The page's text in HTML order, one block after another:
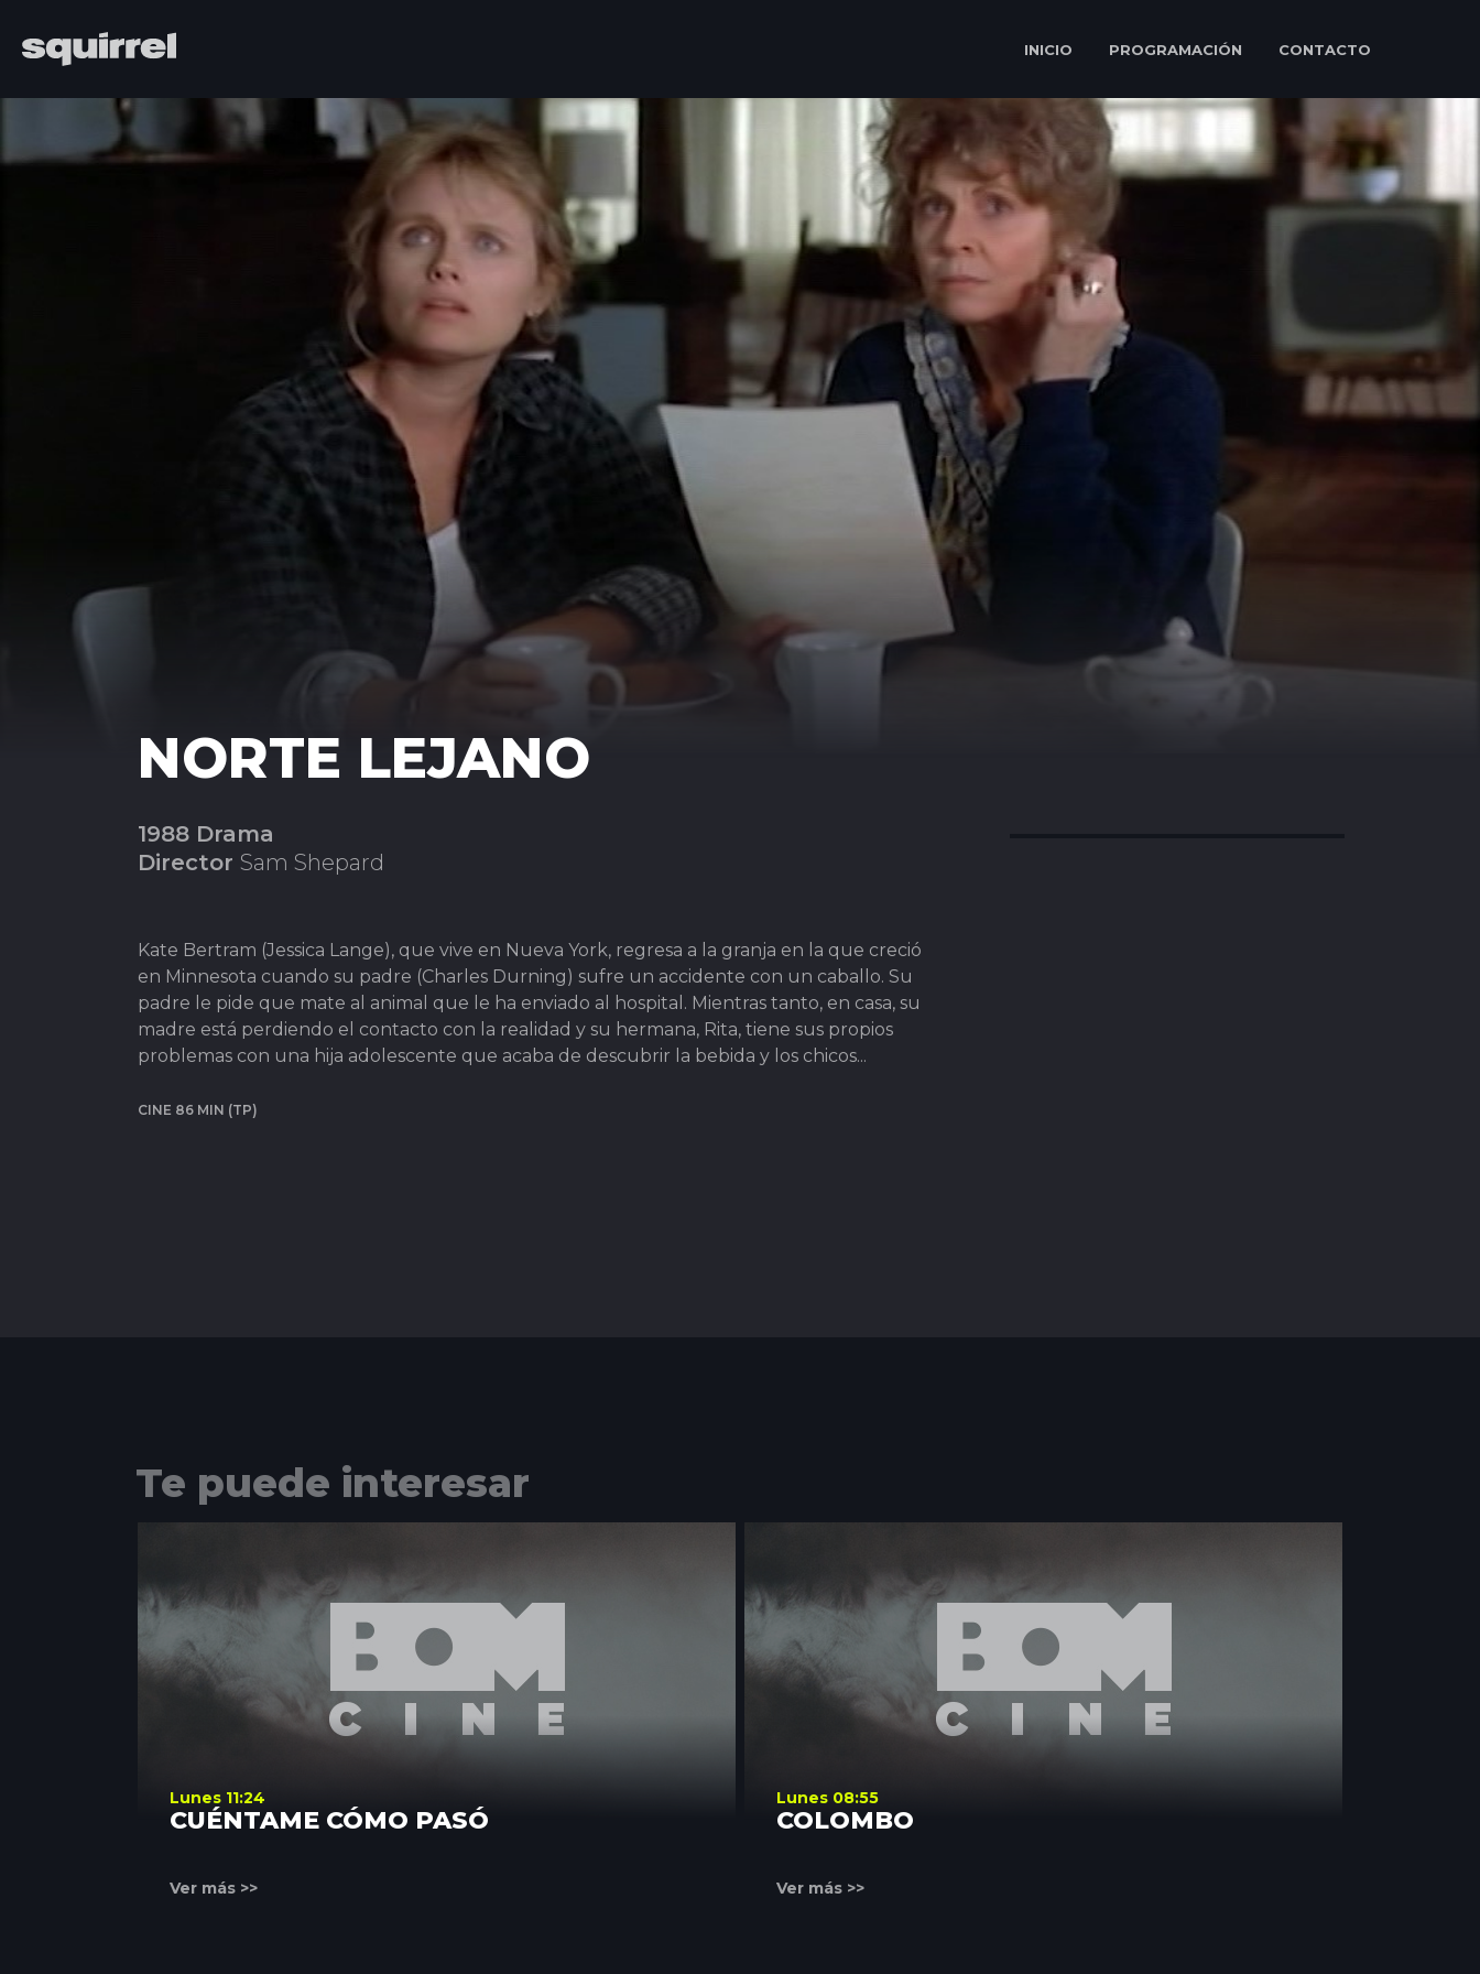
INICIO PROGRAMACIÓN CONTACTO
NORTE LEJANO
1988 Drama
Director Sam Shepard
Kate Bertram (Jessica Lange), que vive en Nueva York, regresa a la granja en la que creció
en Minnesota cuando su padre (Charles Durning) sufre un accidente con un caballo. Su
padre le pide que mate al animal que le ha enviado al hospital. Mientras tanto, en casa, su
madre está perdiendo el contacto con la realidad y su hermana, Rita, tiene sus propios
problemas con una hija adolescente que acaba de descubrir la bebida y los chicos...
CINE 86 MIN (TP)
Te puede interesar
Lunes 11:24
CUÉNTAME CÓMO PASÓ
Ver más >>
Lunes 08:55
COLOMBO
Ver más >>